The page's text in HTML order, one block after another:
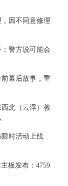
因不同意修理
警方说可能会
幕后故事，重
北（云浮）教
时活动上线
板发布：4759